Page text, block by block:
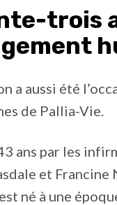
trois
a aussi été
de Pallia-Vie.
ans par les
et Francine
né à une